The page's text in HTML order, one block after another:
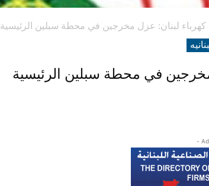
كهرباء لبنان: عزل مخرجين في محطة سبلين الرئيسية
في محطة سبلين الرئيسية